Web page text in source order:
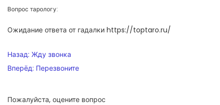
Вопрос тарологу:
Ожидание ответа от гадалки https://toptaro.ru/
НАВИГАЦИЯ
ПО
Назад: Жду звонка
Вперёд: Перезвоните
Пожалуйста, оцените вопрос